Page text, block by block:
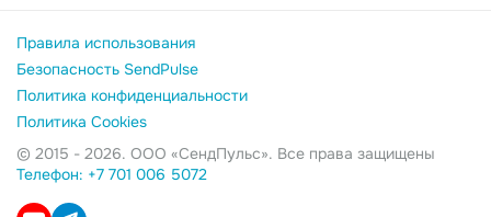
Правила использования
Безопасность SendPulse
Политика конфиденциальности
Политика Cookies
© 2015 - 2026. ООО «СендПульс». Все права защищены
Телефон: +7 701 006 5072